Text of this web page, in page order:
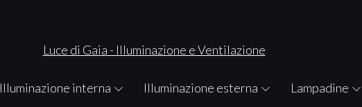
Illuminazione interna Illuminazione esterna Lampadine